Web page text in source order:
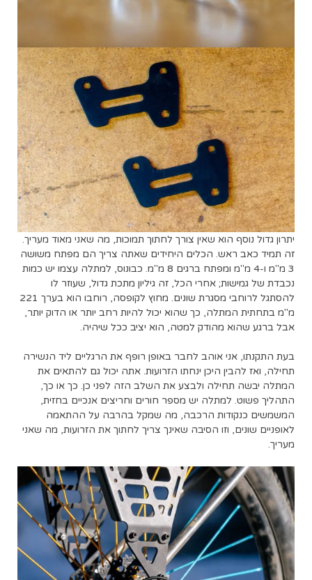
יתרון גדול נוסף הוא שאין צורך לחתוך תמוכות, מה שאני מאוד מעריך.
זה תמיד כאב ראש. הכלים היחידים שאתה צריך הם מפתח משושה
3 מ"מ ו-4 מ"מ ומפתח ברגים 8 מ"מ. כבונוס, למתלה עצמו יש כמות
נכבדת של גמישות; אחרי הכל, זה גיליון מתכת גדול, שעוזר לו
להסתגל לרוחבי מסגרת שונים. מחוץ לקופסה, רוחבו הוא בערך 221
מ"מ בתחתית המתלה, כך שהוא יכול להיות רחב יותר או הדוק יותר,
אבל ברגע שהוא מהודק למטה, הוא יציב ככל שיהיה.
בעת התקנתו, אני אוהב לחבר באופן רופף את הרגליים ליד הנשירה
תחילה, ואז להבין היכן ינחתו הזרועות. אתה יכול גם להתאים את
המתלה יבשה תחילה ולבצע את השלב הזה לפני כן. כך או כך,
התהליך פשוט. למתלה יש מספר חורים וחריצים אנכיים בחזית,
המשמשים כנקודות הרכבה, מה שמקל בהרבה על ההתאמה
לאופניים שונים, וזו הסיבה שאינך צריך לחתוך את הזרועות, מה שאני
מעריך.